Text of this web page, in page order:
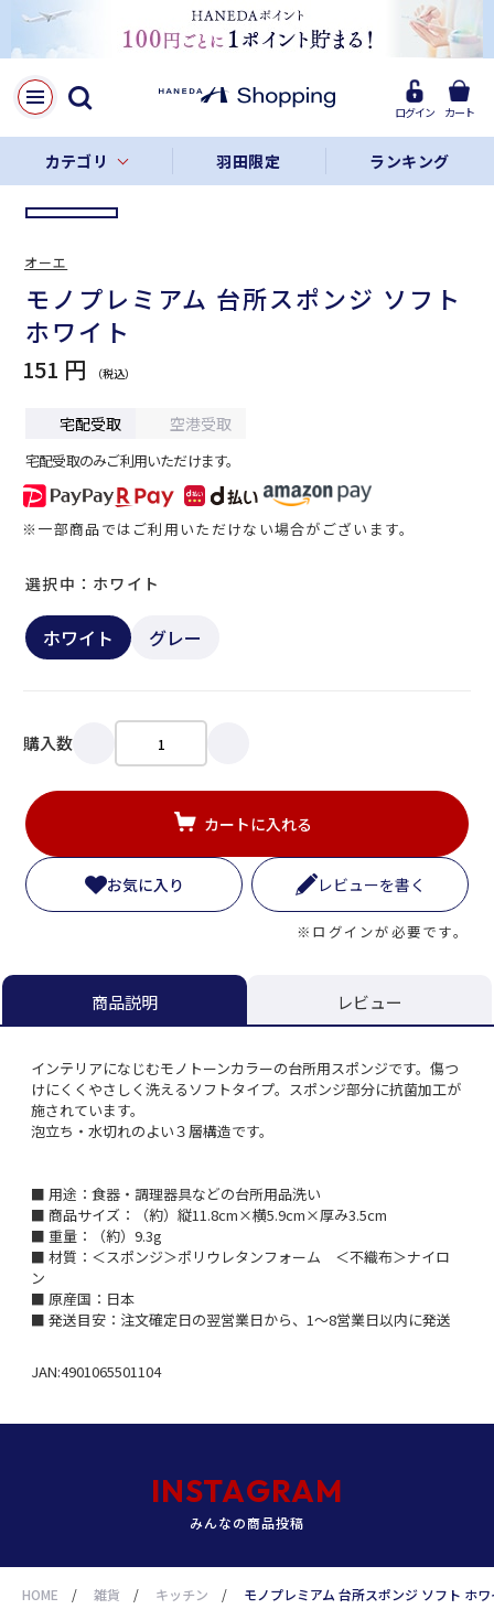
ログイン カート
カテゴリ 羽田限定 ランキング
HOME / 雑貨 / キッチン /
モノプレミアム 台所スポンジ ソフト ホ
LINE
Facebook
リンクをコピー
モノプレミアム 台所スポンジ ソフト
ホワイト
151 円
宅配受取 空港受取
宅配受取のみご利用いただけます。
※一部商品ではご利用いただけない場合がございます。
ホワイト グレー
選択中：ホワイト
購入数
カートに入れる
お気に入り レビューを書く
※ログインが必要です。
オーエ
商品説明 レビュー
インテリアになじむモノトーンカラーの台所用スポンジです。傷つ
けにくくやさしく洗えるソフトタイプ。スポンジ部分に抗菌加工が
施されています。
泡立ち・水切れのよい３層構造です。
■ 用途：食器・調理器具などの台所用品洗い
■ 商品サイズ：（約）縦11.8cm×横5.9cm×厚み3.5cm
■ 重量：（約）9.3g
■ 材質：＜スポンジ＞ポリウレタンフォーム ＜不織布＞ナイロ
ン
■ 原産国：日本
■ 発送目安：注文確定日の翌営業日から、1～8営業日以内に発送
JAN:4901065501104
INSTAGRAM
みんなの商品投稿